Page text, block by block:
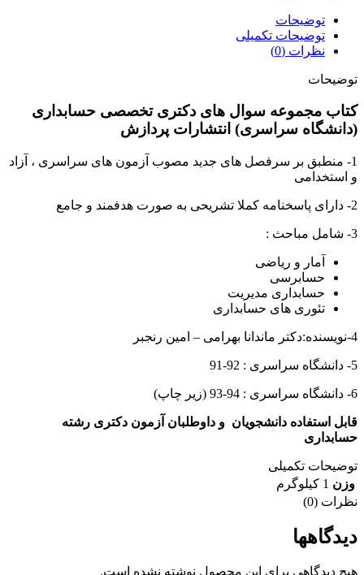
توضیحات
توضیحات تکمیلی
نظرات (0)
توضیحات
کتاب مجموعه سوال های دکتری تخصصی حسابداری
(دانشگاه سراسری) انتشارات پردازش
1- منطبق بر سرفصل های جدید مصوب آزمون های سراسری ، آزاد
و استخدامی
2- دارای پاسخنامه کملا تشریحی به صورت هدفمند و جامع
3- شامل مباحث :
آمار و ریاضی
حسابرسی
حسابداری مدیریت
تئوری های حسابداری
4-نویسنده:دکتر ماندانا بهرامی – امین رنجبر
5- دانشگاه سراسری : 92-91
6- دانشگاه سراسری : 94-93 (زیر چاپ)
قابل استفاده دانشجویان و داوطلبان آزمون دکتری رشته
حسابداری
توضیحات تکمیلی
وزن 1 کیلوگرم
نظرات (0)
دیدگاهها
هیچ دیدگاهی برای این محصول نوشته نشده است.